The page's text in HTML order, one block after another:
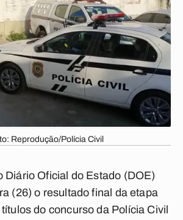
Reprodução/Polícia Civil
Diário Oficial do Estado (DOE)
(26) o resultado final da etapa
do concurso da Polícia Civil